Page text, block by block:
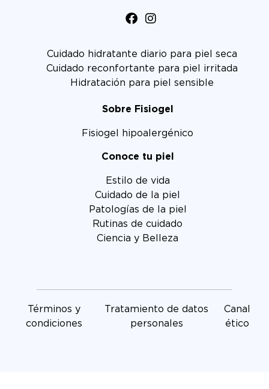
Cuidado hidratante diario para piel seca
Cuidado reconfortante para piel irritada
Hidratación para piel sensible
Sobre Fisiogel
Fisiogel hipoalergénico
Conoce tu piel
Estilo de vida
Cuidado de la piel
Patologías de la piel
Rutinas de cuidado
Ciencia y Belleza
Términos y
condiciones
Tratamiento de datos
personales
Canal
ético